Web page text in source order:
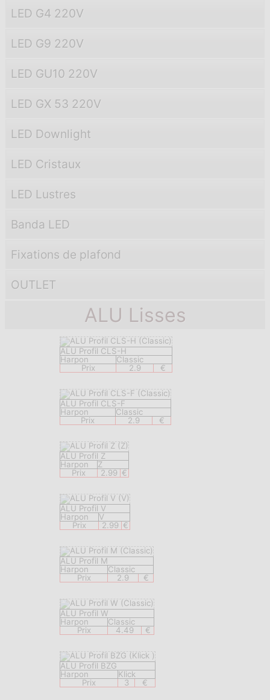
LED G4 220V
LED G9 220V
LED GU10 220V
LED GX 53 220V
LED Downlight
LED Cristaux
LED Lustres
Banda LED
Fixations de plafond
OUTLET
ALU Lisses
ALU Profil CLS-H
Harpon
Classic
Prix
2.9 €
ALU Profil CLS-F
Harpon
Classic
Prix
2.9 €
ALU Profil Z
Harpon
Z
Prix
2.99 €
ALU Profil V
Harpon
V
Prix
2.99 €
ALU Profil M
Harpon
Classic
Prix
2.9 €
ALU Profil W
Harpon
Classic
Prix
4.49 €
ALU Profil BZG
Harpon
Klick
Prix
3 €